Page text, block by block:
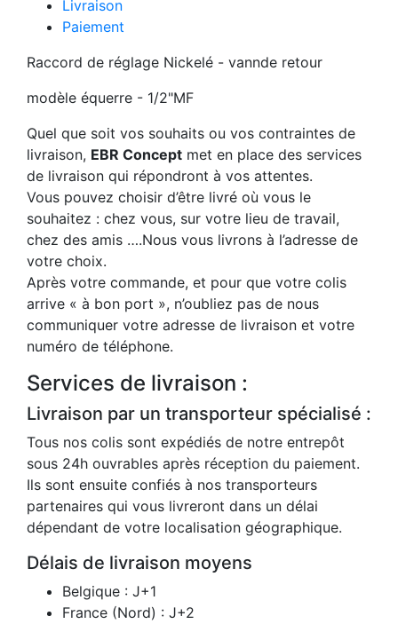
Livraison
Paiement
Raccord de réglage Nickelé - vannde retour
modèle équerre - 1/2"MF
Quel que soit vos souhaits ou vos contraintes de
livraison, EBR Concept met en place des services
de livraison qui répondront à vos attentes.
Vous pouvez choisir d’être livré où vous le
souhaitez : chez vous, sur votre lieu de travail,
chez des amis ….Nous vous livrons à l’adresse de
votre choix.
Après votre commande, et pour que votre colis
arrive « à bon port », n’oubliez pas de nous
communiquer votre adresse de livraison et votre
numéro de téléphone.
Services de livraison :
Livraison par un transporteur spécialisé :
Tous nos colis sont expédiés de notre entrepôt
sous 24h ouvrables après réception du paiement.
Ils sont ensuite confiés à nos transporteurs
partenaires qui vous livreront dans un délai
dépendant de votre localisation géographique.
Délais de livraison moyens
Belgique : J+1
France (Nord) : J+2